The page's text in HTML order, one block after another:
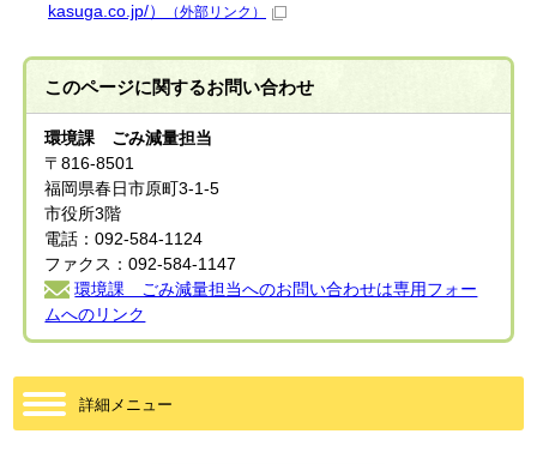
kasuga.co.jp/）
（外部リンク）
このページに関するお問い合わせ
環境課 ごみ減量担当
〒816-8501
福岡県春日市原町3-1-5
市役所3階
電話：092-584-1124
ファクス：092-584-1147
環境課 ごみ減量担当へのお問い合わせは専用フォー
ムへのリンク
詳細メニュー